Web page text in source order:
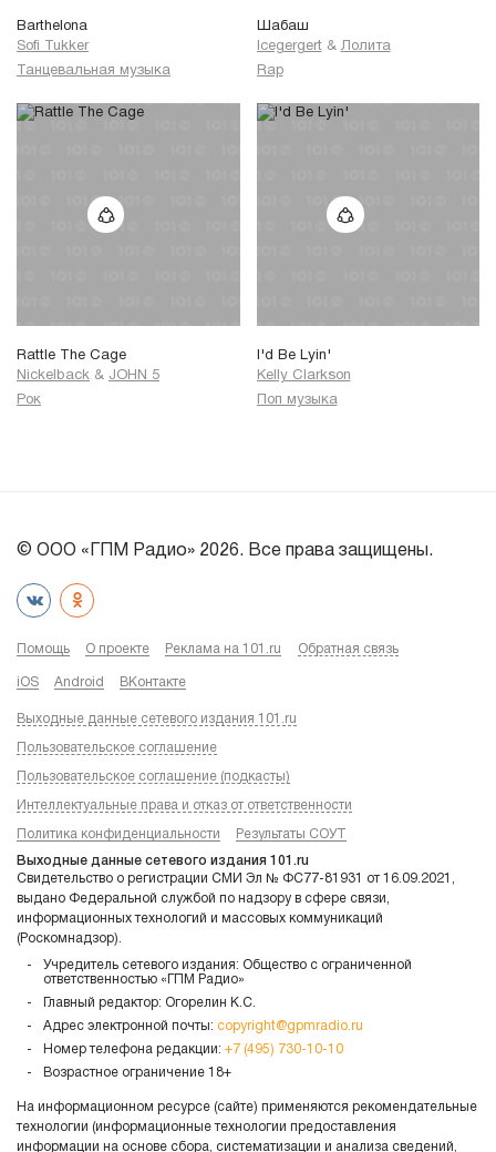
Barthelona
Sofi Tukker
Танцевальная музыка
Шабаш
Icegergert & Лолита
Rap
Rattle The Cage
Nickelback & JOHN 5
Рок
I'd Be Lyin'
Kelly Clarkson
Поп музыка
© ООО «ГПМ Радио» 2026. Все права защищены.
Помощь О проекте Реклама на 101.ru Обратная связь
iOS Android ВКонтакте
Выходные данные сетевого издания 101.ru
Пользовательское соглашение
Пользовательское соглашение (подкасты)
Интеллектуальные права и отказ от ответственности
Политика конфиденциальности Результаты СОУТ
Выходные данные сетевого издания 101.ru
Свидетельство о регистрации СМИ Эл № ФС77-81931 от 16.09.2021,
выдано Федеральной службой по надзору в сфере связи,
информационных технологий и массовых коммуникаций
(Роскомнадзор).
Учредитель сетевого издания: Общество с ограниченной
ответственностью «ГПМ Радио»
Главный редактор: Огорелин К.С.
Адрес электронной почты: copyright@gpmradio.ru
Номер телефона редакции: +7 (495) 730-10-10
Возрастное ограничение 18+
На информационном ресурсе (сайте) применяются рекомендательные
технологии (информационные технологии предоставления
информации на основе сбора, систематизации и анализа сведений,